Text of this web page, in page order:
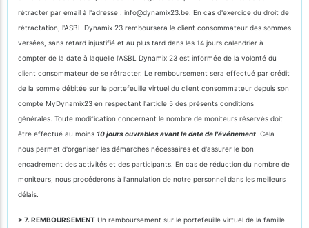
rétracter par email à l'adresse : info@dynamix23.be. En cas d'exercice du droit de
rétractation, l'ASBL Dynamix 23 remboursera le client consommateur des sommes
versées, sans retard injustifié et au plus tard dans les 14 jours calendrier à
compter de la date à laquelle l'ASBL Dynamix 23 est informée de la volonté du
client consommateur de se rétracter. Le remboursement sera effectué par crédit
de la somme débitée sur le portefeuille virtuel du client consommateur depuis son
compte MyDynamix23 en respectant l'article 5 des présents conditions
générales. Toute modification concernant le nombre de moniteurs réservés doit
être effectué au moins 10 jours ouvrables avant la date de l'événement . Cela
nous permet d'organiser les démarches nécessaires et d'assurer le bon
encadrement des activités et des participants. En cas de réduction du nombre de
moniteurs, nous procéderons à l'annulation de notre personnel dans les meilleurs
délais.
> 7. REMBOURSEMENT Un remboursement sur le portefeuille virtuel de la famille